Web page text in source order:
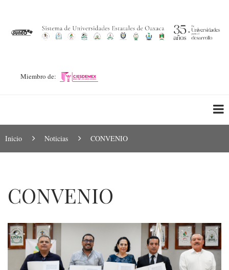
contenido
Miembro de:
Ruta
Inicio Noticias CONVENIO
CONVENIO
CONVENIO